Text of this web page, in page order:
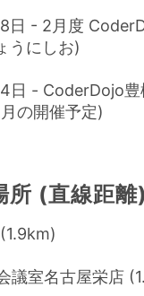
日 - 2月度
うにしお)
日 - CoderDojo豊
の開催予定)
所 (直線距離)
議室名古屋栄店